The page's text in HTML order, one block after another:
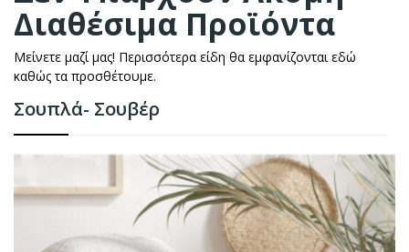
Σουπλά- Σουβέρ
Διαθέσιμα Προϊόντα
Μείνετε μαζί μας! Περισσότερα είδη θα εμφανίζονται εδώ
καθώς τα προσθέτουμε.